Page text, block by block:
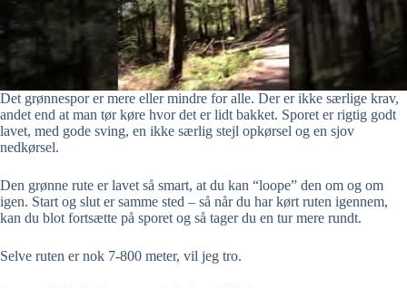
Det grønnespor er mere eller mindre for alle. Der er ikke særlige krav,
andet end at man tør køre hvor det er lidt bakket. Sporet er rigtig godt
lavet, med gode sving, en ikke særlig stejl opkørsel og en sjov
nedkørsel.
Den grønne rute er lavet så smart, at du kan “loope” den om og om
igen. Start og slut er samme sted – så når du har kørt ruten igennem,
kan du blot fortsætte på sporet og så tager du en tur mere rundt.
Selve ruten er nok 7-800 meter, vil jeg tro.